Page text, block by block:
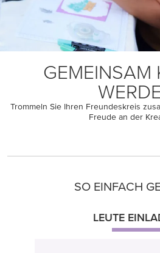
GEMEINSAM
Trommeln Sie Ihren Freundeskreis
Freude an der
SO EINFACH
LEUTE